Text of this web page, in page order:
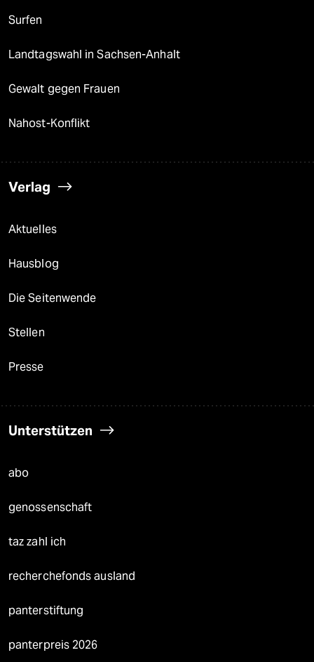
Surfen
Landtagswahl in Sachsen-Anhalt
Gewalt gegen Frauen
Nahost-Konflikt
Verlag
Aktuelles
Hausblog
Die Seitenwende
Stellen
Presse
Unterstützen
abo
genossenschaft
taz zahl ich
recherchefonds ausland
panterstiftung
panterpreis 2026